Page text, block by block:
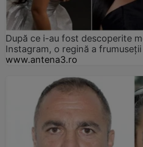
După ce i-au fost descoperite
Instagram, o regină a
www.antena3.ro